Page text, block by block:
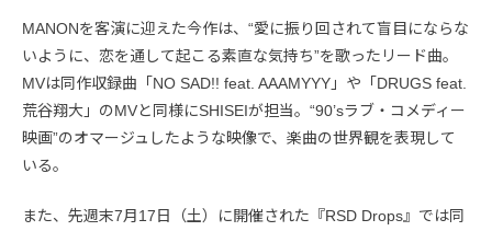
MANONを客演に迎えた今作は、“愛に振り回されて盲目にならな
いように、恋を通して起こる素直な気持ち”を歌ったリード曲。
MVは同作収録曲「NO SAD!! feat. AAAMYYY」や「DRUGS feat.
荒谷翔大」のMVと同様にSHISEIが担当。“90’sラブ・コメディー
映画”のオマージュしたような映像で、楽曲の世界観を表現して
いる。
また、先週末7月17日（土）に開催された『RSD Drops』では同